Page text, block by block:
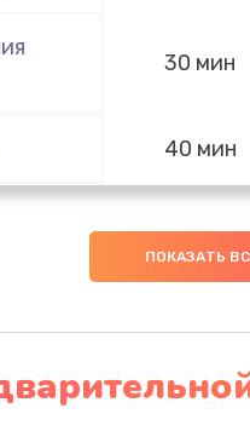
30 мин
40 мин
20 мин
ПОКАЗАТЬ